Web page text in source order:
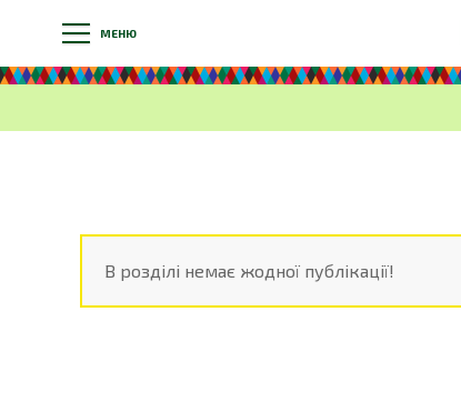
МЕНЮ
В розділі немає жодної публікації!